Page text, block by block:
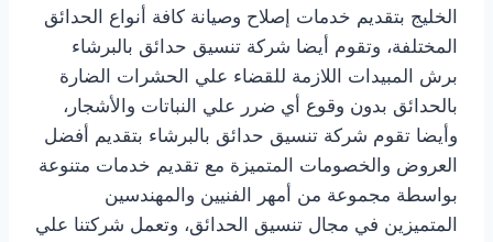
الخليج بتقديم خدمات إصلاح وصيانة كافة أنواع الحدائق
المختلفة، وتقوم أيضا شركة تنسيق حدائق بالبرشاء
برش المبيدات اللازمة للقضاء علي الحشرات الضارة
بالحدائق بدون وقوع أي ضرر علي النباتات والأشجار،
وأيضا تقوم شركة تنسيق حدائق بالبرشاء بتقديم أفضل
العروض والخصومات المتميزة مع تقديم خدمات متنوعة
بواسطة مجموعة من أمهر الفنيين والمهندسين
المتميزين في مجال تنسيق الحدائق، وتعمل شركتنا علي